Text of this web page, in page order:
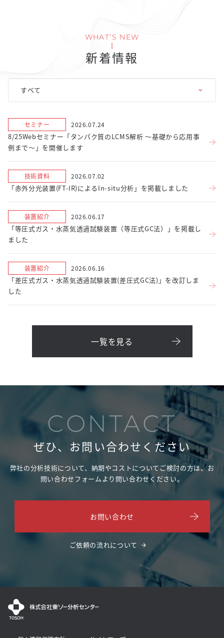
WHAT’S NEW
新着情報
セミナー 2026.07.24
8/25Webセミナー「タンパク質のLCMS解析 ～基礎から応用事
例まで～」を開催します
技術資料 2026.07.02
「赤外分光装置(FT-IR)によるIn-situ分析」を掲載しました
装置紹介 2026.06.17
「等圧式ガス・水蒸気透過試験装置（等圧式GC法）」を掲載し
ました
装置紹介 2026.06.16
「差圧式ガス・水蒸気透過試験装置(差圧式GC法)」を改訂しま
した
一覧を見る
CONTACT
ぜひ、お問い合わせください
弊社の分析技術について、納期やコストについてご検討の方は、お
問い合わせフォームより問い合わせください。
お問い合わせ
ご依頼の流れについて